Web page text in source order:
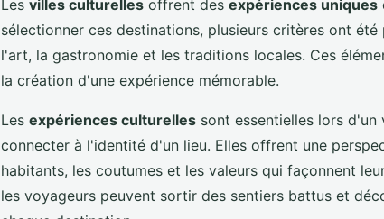
Les villes culturelles offrent des expériences uniques
sélectionner ces destinations, plusieurs critères ont
l'art, la gastronomie et les traditions locales. Ces
la création d'une expérience mémorable.
Les expériences culturelles sont essentielles lors
connecter à l'identité d'un lieu. Elles offrent une
habitants, les coutumes et les valeurs qui façonnent
les voyageurs peuvent sortir des sentiers battus et